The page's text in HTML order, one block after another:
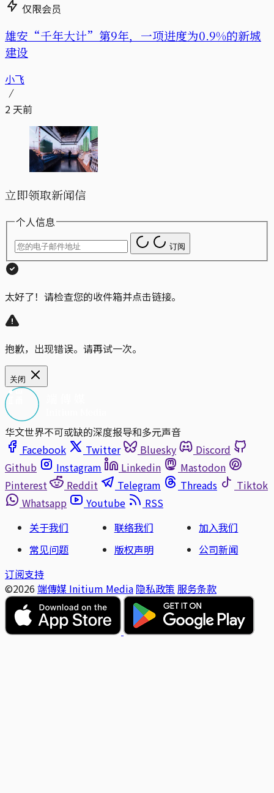
仅限会员
雄安“千年大计”第9年，一项进度为0.9%的新城
建设
小飞
2 天前
立即领取新闻信
个人信息
订阅
太好了！请检查您的收件箱并点击链接。
抱歉，出现错误。请再试一次。
关闭
华文世界不可或缺的深度报导和多元声音
Facebook
Twitter Bluesky
Discord
Github
Instagram Linkedin
Mastodon
Pinterest
Reddit Telegram Threads
Tiktok
Whatsapp
Youtube
RSS
关于我们
联络我们
加入我们
常见问题
版权声明
公司新闻
订阅支持
©2026 端傳媒 Initium Media 隐私政策 服务条款